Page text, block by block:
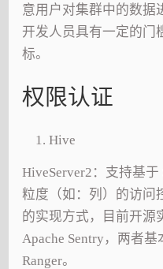
意用户对集群中的数据
开发人员具有一定的门
标。
权限认证
Hive
HiveServer2：支持基
粒度（如：列）的访问
的实现方式，目前开源
Apache Sentry，两者
Ranger。